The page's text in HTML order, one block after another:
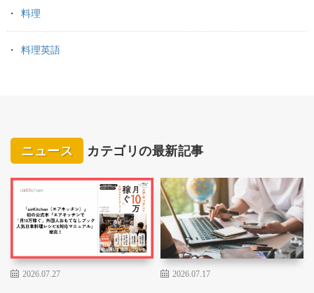
料理
料理英語
ニュース カテゴリの最新記事
2026.07.27 2026.07.17